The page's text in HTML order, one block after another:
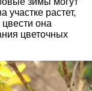
участке растет,
она
цветочных